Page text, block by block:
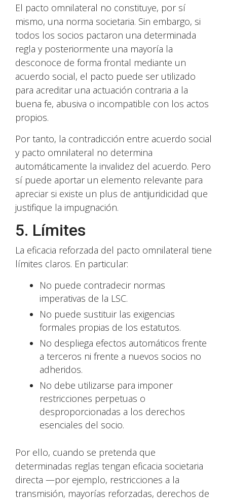
El pacto omnilateral no constituye, por sí
mismo, una norma societaria. Sin embargo, si
todos los socios pactaron una determinada
regla y posteriormente una mayoría la
desconoce de forma frontal mediante un
acuerdo social, el pacto puede ser utilizado
para acreditar una actuación contraria a la
buena fe, abusiva o incompatible con los actos
propios.
Por tanto, la contradicción entre acuerdo social
y pacto omnilateral no determina
automáticamente la invalidez del acuerdo. Pero
sí puede aportar un elemento relevante para
apreciar si existe un plus de antijuridicidad que
justifique la impugnación.
5. Límites
La eficacia reforzada del pacto omnilateral tiene
límites claros. En particular:
No puede contradecir normas
imperativas de la LSC.
No puede sustituir las exigencias
formales propias de los estatutos.
No despliega efectos automáticos frente
a terceros ni frente a nuevos socios no
adheridos.
No debe utilizarse para imponer
restricciones perpetuas o
desproporcionadas a los derechos
esenciales del socio.
Por ello, cuando se pretenda que
determinadas reglas tengan eficacia societaria
directa —por ejemplo, restricciones a la
transmisión, mayorías reforzadas, derechos de